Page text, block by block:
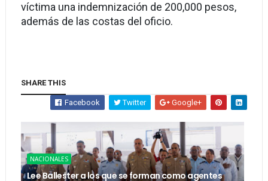
víctima una indemnización de 200,000 pesos,
además de las costas del oficio.
SHARE THIS
Facebook Twitter Google+
NACIONALES
Lee Ballester a los que se forman como agentes